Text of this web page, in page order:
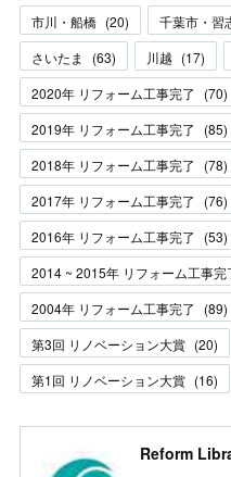
市川・船橋 (20) 千葉市・習
さいたま
(63) 川越 (17)
2020年 リフォーム工事完了
(70)
2019年 リフォーム工事完了
(85)
2018年 リフォーム工事完了
(78)
2017年 リフォーム工事完了
(76)
2016年 リフォーム工事完了
(53)
2014 ~ 2015年 リフォーム工事完
2004年 リフォーム工事完了
(89)
第3回 リノベーション大賞 (20)
第1回 リノベーション大賞 (16)
Reform